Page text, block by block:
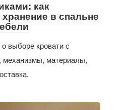
как
хранение в спальне
выборе кровати с
материалы,